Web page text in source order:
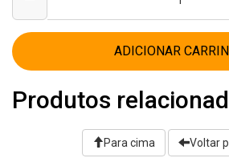
ADICIONAR
Produtos
Para cima Voltar